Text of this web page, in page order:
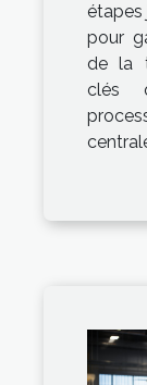
étapes
pour
de la
clés